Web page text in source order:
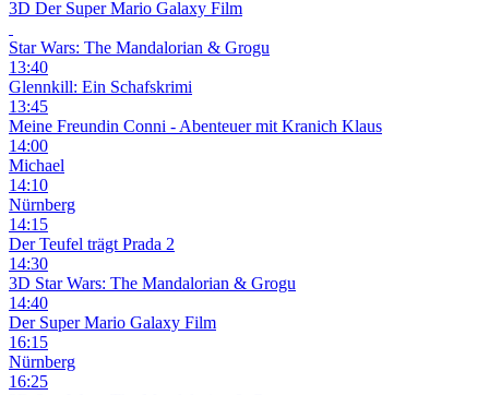
3D Der Super Mario Galaxy Film
Star Wars: The Mandalorian & Grogu
13:40
Glennkill: Ein Schafskrimi
13:45
Meine Freundin Conni - Abenteuer mit Kranich Klaus
14:00
Michael
14:10
Nürnberg
14:15
Der Teufel trägt Prada 2
14:30
3D Star Wars: The Mandalorian & Grogu
14:40
Der Super Mario Galaxy Film
16:15
Nürnberg
16:25